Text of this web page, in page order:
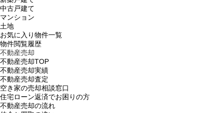
中古戸建て
マンション
土地
お気に入り物件一覧
物件閲覧履歴
不動産売却
不動産売却TOP
不動産売却実績
不動産売却査定
空き家の売却相談窓口
住宅ローン返済でお困りの方
不動産売却の流れ